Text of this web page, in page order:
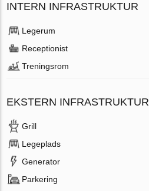
INTERN INFRASTRUKTUR
Legerum
Receptionist
Treningsrom
EKSTERN INFRASTRUKTUR
Grill
Legeplads
Generator
Parkering